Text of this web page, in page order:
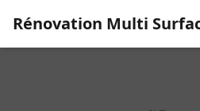
Rénovation Multi